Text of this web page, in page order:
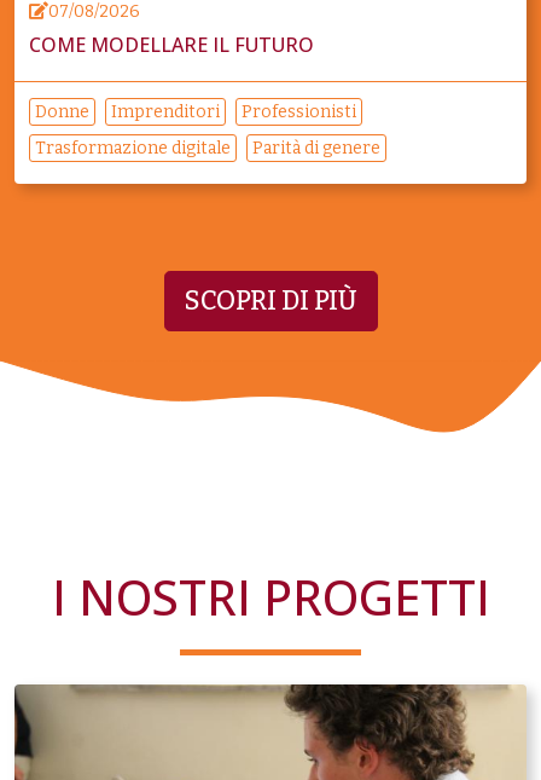
07/08/2026
COME MODELLARE IL FUTURO
Donne Imprenditori
Professionisti
Trasformazione digitale
Parità di genere
SCOPRI DI PIÙ
I NOSTRI PROGETTI